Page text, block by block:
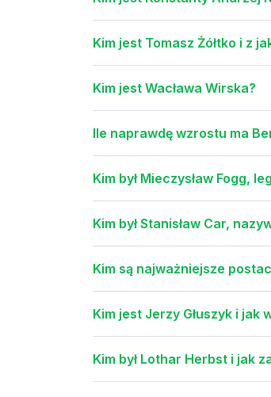
Kim jest Tomasz Żółtko i z
Kim jest Wacława Wirska?
Ile naprawdę wzrostu ma
Kim był Mieczysław Fogg,
Kim był Stanisław Car,
Kim są najważniejsze
Kim jest Jerzy Głuszyk i jak
Kim był Lothar Herbst i jak